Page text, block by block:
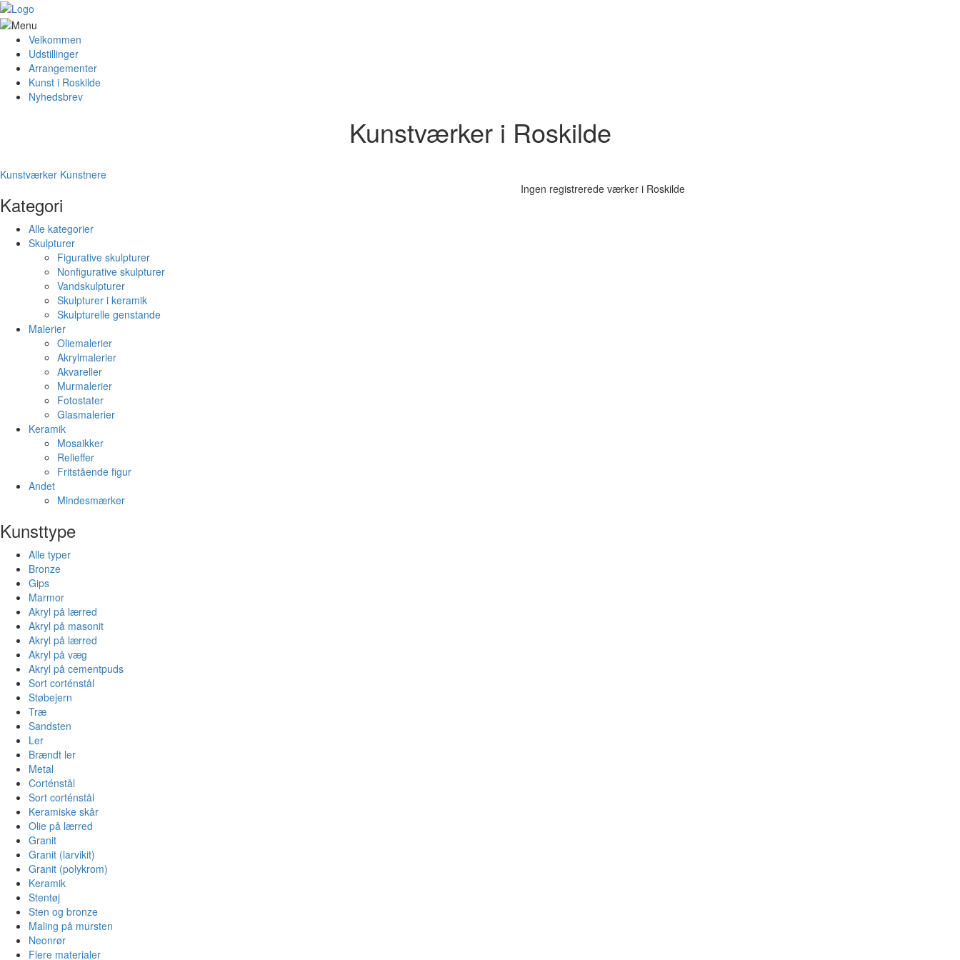
Velkommen
Udstillinger
Arrangementer
Kunst i Roskilde
Nyhedsbrev
Kunstværker i Roskilde
Kunstværker Kunstnere
Kategori
Alle kategorier
Skulpturer
Figurative skulpturer
Nonfigurative skulpturer
Vandskulpturer
Skulpturer i keramik
Skulpturelle genstande
Malerier
Oliemalerier
Akrylmalerier
Akvareller
Murmalerier
Fotostater
Glasmalerier
Keramik
Mosaikker
Relieffer
Fritstående figur
Andet
Mindesmærker
Kunsttype
Alle typer
Bronze
Gips
Marmor
Akryl på lærred
Akryl på masonit
Akryl på lærred
Akryl på væg
Akryl på cementpuds
Sort corténstål
Støbejern
Træ
Sandsten
Ler
Brændt ler
Metal
Corténstål
Sort corténstål
Keramiske skår
Olie på lærred
Granit
Granit (larvikit)
Granit (polykrom)
Keramik
Stentøj
Sten og bronze
Maling på mursten
Neonrør
Flere materialer
Ingen registrerede værker i Roskilde